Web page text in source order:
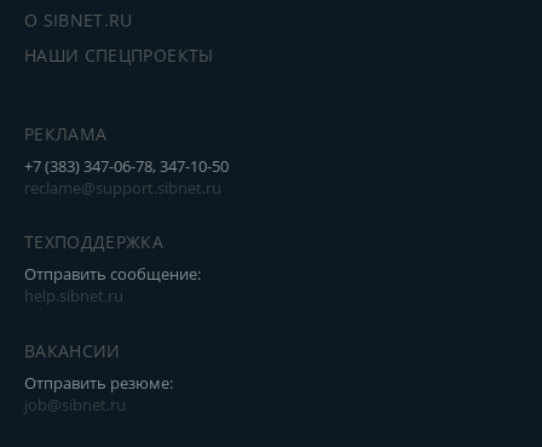
О SIBNET.RU
НАШИ СПЕЦПРОЕКТЫ
РЕКЛАМА
+7 (383) 347-06-78, 347-10-50
reclame@support.sibnet.ru
ТЕХПОДДЕРЖКА
Отправить сообщение:
help.sibnet.ru
ВАКАНСИИ
Отправить резюме:
job@sibnet.ru